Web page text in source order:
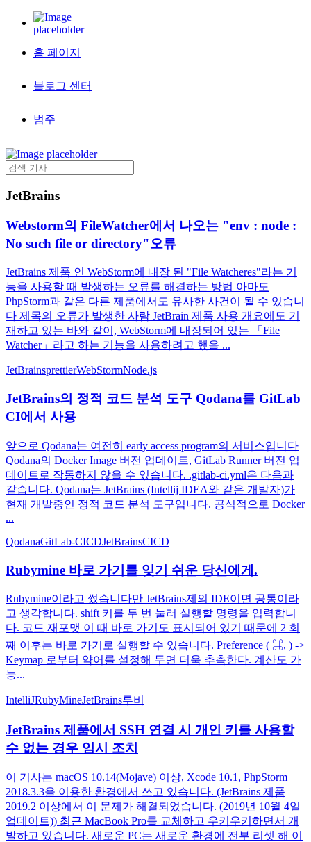
홈 페이지
블로그 센터
범주
JetBrains
Webstorm의 FileWatcher에서 나오는 "env : node :
No such file or directory"오류
JetBrains 제품 인 WebStorm에 내장 된 "File Watcheres"라는 기
능을 사용할 때 발생하는 오류를 해결하는 방법 아마도
PhpStorm과 같은 다른 제품에서도 유사한 사건이 될 수 있습니
다 제목의 오류가 발생한 사람 JetBrain 제품 사용 개요에도 기
재하고 있는 바와 같이, WebStorm에 내장되어 있는 「File
Watcher」라고 하는 기능을 사용하려고 했을 ...
JetBrainsprettierWebStormNode.js
JetBrains의 정적 코드 분석 도구 Qodana를 GitLab
CI에서 사용
앞으로 Qodana는 여전히 early access program의 서비스입니다
Qodana의 Docker Image 버전 업데이트, GitLab Runner 버전 업
데이트로 작동하지 않을 수 있습니다. .gitlab-ci.yml은 다음과
같습니다. Qodana는 JetBrains (Intellij IDEA와 같은 개발자)가
현재 개발중인 정적 코드 분석 도구입니다. 공식적으로 Docker
...
QodanaGitLab-CICDJetBrainsCICD
Rubymine 바로 가기를 잊기 쉬운 당신에게.
Rubymine이라고 썼습니다만 JetBrains제의 IDE이면 공통이라
고 생각합니다. shift 키를 두 번 눌러 실행할 명령을 입력합니
다. 코드 재포맷 이 때 바로 가기도 표시되어 있기 때문에 2 회
째 이후는 바로 가기로 실행할 수 있습니다. Preference ( ⌘, ) ->
Keymap 로부터 약어를 설정해 두면 더욱 추측한다. 계산도 가
능...
IntelliJRubyMineJetBrains루비
JetBrains 제품에서 SSH 연결 시 개인 키를 사용할
수 없는 경우 임시 조치
이 기사는 macOS 10.14(Mojave) 이상, Xcode 10.1, PhpStorm
2018.3.3을 이용한 환경에서 쓰고 있습니다. (JetBrains 제품
2019.2 이상에서 이 문제가 해결되었습니다. (2019년 10월 4일
업데이트)) 최근 MacBook Pro를 교체하고 우키우키하면서 개
발하고 있습니다. 새로운 PC는 새로운 환경에 전부 리셋 해 이